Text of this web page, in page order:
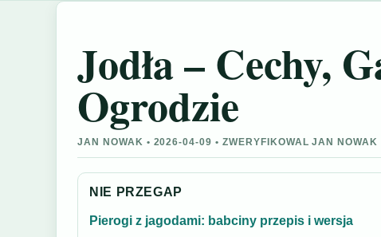
Jodła – Cechy,
Ogrodzie
JAN NOWAK • 2026-04-09 • ZWERYFIKOWAL JAN NOWAK
NIE PRZEGAP
Pierogi z jagodami: babciny przepis i wersja